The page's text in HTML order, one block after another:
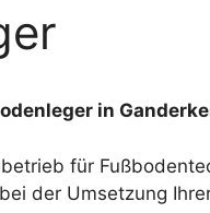
in
für
der Umsetzung